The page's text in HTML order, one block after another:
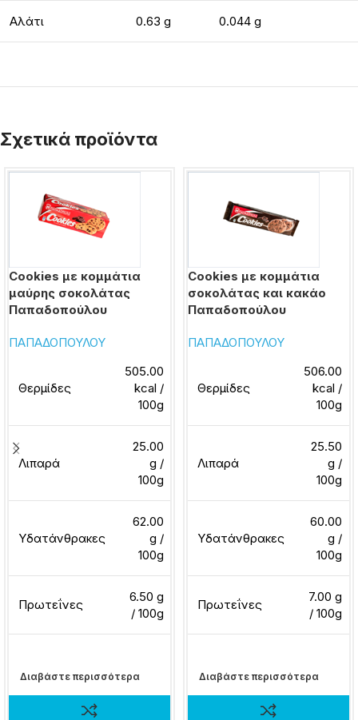
Αλάτι 0.63 g 0.044 g
Σχετικά προϊόντα
Cookies με κομμάτια
μαύρης σοκολάτας
Παπαδοπούλου
ΠΑΠΑΔΟΠΟΥΛΟΥ
Θερμίδες
505.00
kcal /
100g
Λιπαρά
25.00
g /
100g
Υδατάνθρακες
62.00
g /
100g
Πρωτεΐνες
6.50 g
/ 100g
Διαβάστε περισσότερα
Cookies με κομμάτια
σοκολάτας και κακάο
Παπαδοπούλου
ΠΑΠΑΔΟΠΟΥΛΟΥ
Θερμίδες
506.00
kcal /
100g
Λιπαρά
25.50
g /
100g
Υδατάνθρακες
60.00
g /
100g
Πρωτεΐνες
7.00 g
/ 100g
Διαβάστε περισσότερα